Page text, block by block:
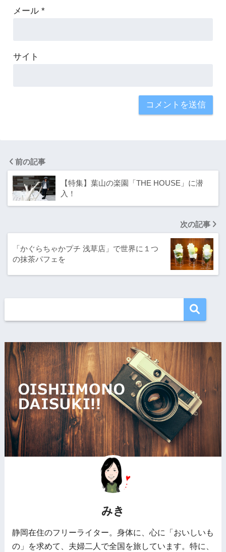
メール *
サイト
前の記事
【特集】葉山の楽園「THE HOUSE」に潜
入！
次の記事
「かぐらちゃかプチ 浅草店」で世界に１つ
の抹茶パフェを
みき
静岡在住のフリーライター。身体に、心に「おいしいも
の」を求めて、夫婦二人で全国を旅しています。特に、